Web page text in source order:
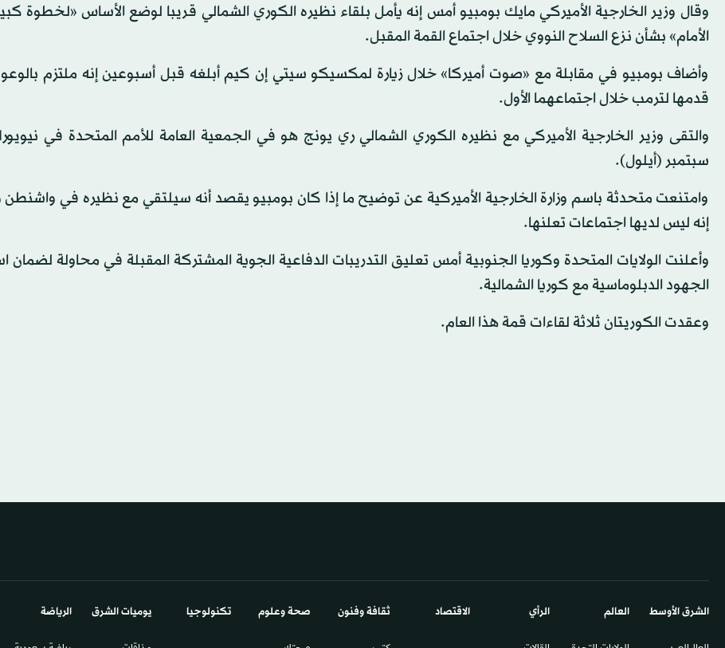
وقال وزير الخارجية الأميركي مايك بومبيو أمس إنه يأمل بلقاء نظيره الكوري الشمالي قريبا لوضع الأساس «لخطوة
الأمام» بشأن نزع السلاح النووي خلال اجتماع القمة المقبل.
وأضاف بومبيو في مقابلة مع «صوت أميركا» خلال زيارة لمكسيكو سيتي إن كيم أبلغه قبل أسبوعين إنه ملتزم
قدمها لترمب خلال اجتماعهما الأول.
والتقى وزير الخارجية الأميركي مع نظيره الكوري الشمالي ري يونج هو في الجمعية العامة للأمم المتحدة في
سبتمبر (أيلول).
وامتنعت متحدثة باسم وزارة الخارجية الأميركية عن توضيح ما إذا كان بومبيو يقصد أنه سيلتقي مع نظيره في واشنطن
إنه ليس لديها اجتماعات تعلنها.
وأعلنت الولايات المتحدة وكوريا الجنوبية أمس تعليق التدريبات الدفاعية الجوية المشتركة المقبلة في محاولة لضمان
الجهود الدبلوماسية مع كوريا الشمالية.
وعقدت الكوريتان ثلاثة لقاءات قمة هذا العام.
الشرق الأوسط​ العالم الرأي الاقتصاد ثقافة وفنون صحة وعلوم تكنولوجيا يوميات الشرق​ الرياضة